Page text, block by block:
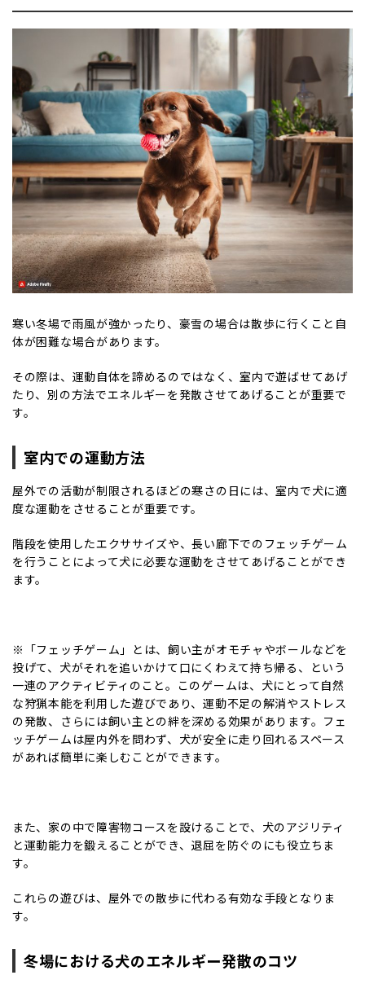
寒い冬場で雨風が強かったり、豪雪の場合は散歩に行くこと自
体が困難な場合があります。
その際は、運動自体を諦めるのではなく、室内で遊ばせてあげ
たり、別の方法でエネルギーを発散させてあげることが重要で
す。
室内での運動方法
屋外での活動が制限されるほどの寒さの日には、室内で犬に適
度な運動をさせることが重要です。
階段を使用したエクササイズや、長い廊下でのフェッチゲーム
を行うことによって犬に必要な運動をさせてあげることができ
ます。
※「フェッチゲーム」とは、飼い主がオモチャやボールなどを
投げて、犬がそれを追いかけて口にくわえて持ち帰る、という
一連のアクティビティのこと。このゲームは、犬にとって自然
な狩猟本能を利用した遊びであり、運動不足の解消やストレス
の発散、さらには飼い主との絆を深める効果があります。フェ
ッチゲームは屋内外を問わず、犬が安全に走り回れるスペース
があれば簡単に楽しむことができます。
また、家の中で障害物コースを設けることで、犬のアジリティ
と運動能力を鍛えることができ、退屈を防ぐのにも役立ちま
す。
これらの遊びは、屋外での散歩に代わる有効な手段となりま
す。
冬場における犬のエネルギー発散のコツ